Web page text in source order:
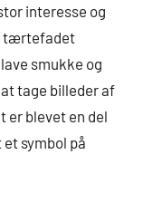
interesse og
tærtefadet
smukke og
tage billeder af
er blevet en del
symbol på